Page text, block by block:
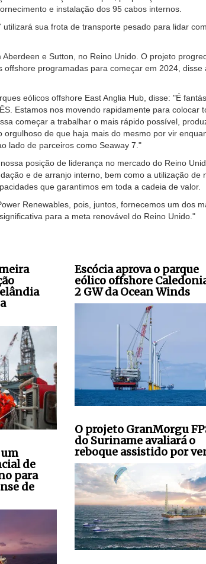
e instalação dos 95 cabos internos.
sua frota de transporte pesado para lidar
e Sutton, no Reino Unido. O projeto
programadas para começar em 2024, disse
eólicos offshore East Anglia Hub, disse: "É
Estamos nos movendo rapidamente para colocar
começar a trabalhar o mais rápido possível,
de que haja mais do mesmo por vir
lado de parceiros como Seaway 7."
posição de liderança no mercado do Reino
e de arranjo interno, bem como a utilização de
que garantimos em toda a cadeia de valor.
Renewables, pois, juntos, fornecemos um dos
para a meta renovável do Reino Unido."
de
para
de
Escócia aprova o parque
eólico offshore
2 GW da Ocean Winds
O projeto GranMorgu
do Suriname avaliará o
reboque assistido por